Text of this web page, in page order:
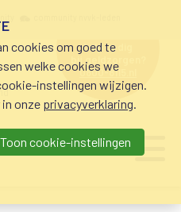
hulp nodig
bij geldzorgen?
0800-8115.nl
cookies om goed te
welke cookies we
instellingen wijzigen.
onze privacyverklaring.
Toon cookie-instellingen